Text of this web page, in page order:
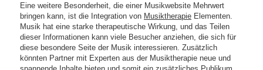
Eine weitere Besonderheit, die einer Musikwebsite Mehrwert
bringen kann, ist die Integration von Musiktherapie Elementen.
Musik hat eine starke therapeutische Wirkung, und das Teilen
dieser Informationen kann viele Besucher anziehen, die sich für
diese besondere Seite der Musik interessieren. Zusätzlich
könnten Partner mit Experten aus der Musiktherapie neue und